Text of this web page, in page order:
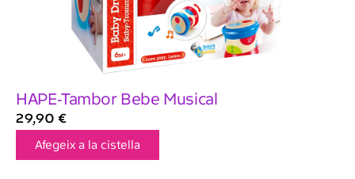
HAPE-Tambor Bebe Musical
29,90 €
Afegeix a la cistella